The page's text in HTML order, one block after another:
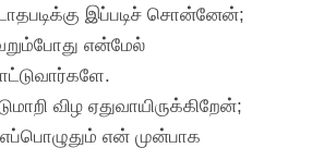
இப்படிச் சொன்னேன்;
என்மேல்
விழ ஏதுவாயிருக்கிறேன்;
என் முன்பாக